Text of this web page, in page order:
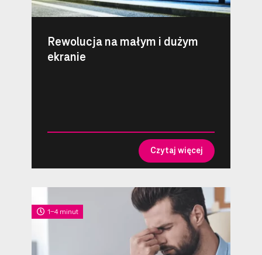
Rewolucja na małym i dużym
ekranie
Czytaj więcej
1-4 minut